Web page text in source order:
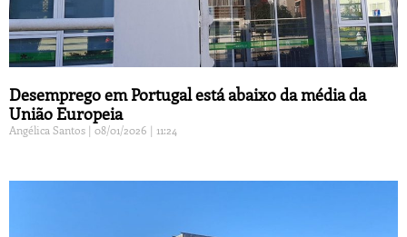
Desemprego em Portugal está abaixo da média da
União Europeia
Angélica Santos 08/01/2026 11:24